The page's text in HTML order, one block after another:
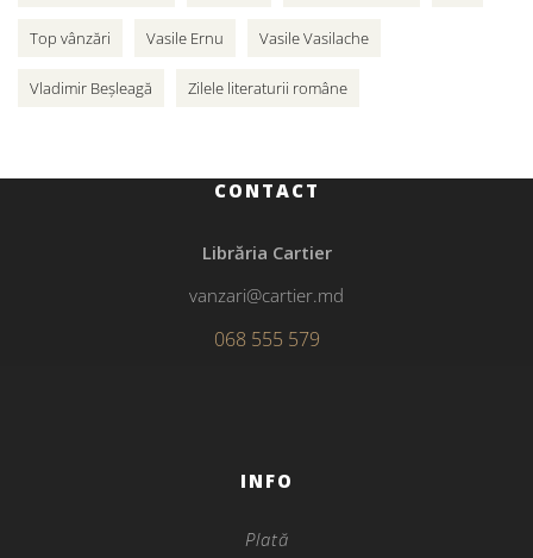
Top vânzări Vasile Ernu Vasile Vasilache
Vladimir Beșleagă Zilele literaturii române
CONTACT
Librăria Cartier
vanzari@cartier.md
068 555 579
INFO
Plată